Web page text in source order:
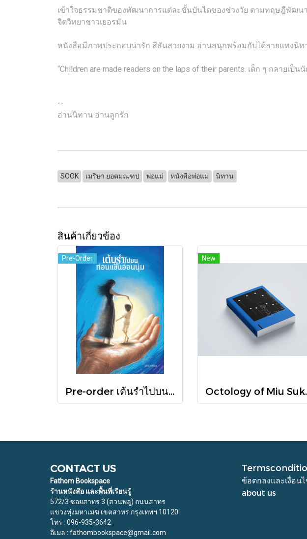
เข้าใจธรรมชาติของพัฒนาการแต่ละขั้นบันไดของช่วงวัย ตามทฤษฎีพัฒนา
จิตวิทยาชาวเยอรมัน
หนังสือมีภาพประกอบน่ารัก สีสันสวยงาม อ่านสนุกพร้อมกับได้ลายแทงนิ
“Children are made readers on the laps of their parents. เด็ก ๆ กลาย
--
อ่านนิทาน อ่านลูกรัก
SOOK เมริษา ยอดมณฑป พ่อแม่ หนังสือพ่อแม่ นิทาน
สินค้าเกี่ยวข้อง
Pre-Order
Pre-order เต้นรำไปบนท่อนแขนอ่อนนุ่ม / นทธี ศศิวิมล / Pandora Press
New
Octology
CONTACT US
Fathom Bookspace
ร้านหนังสือ และพื้นที่เรียนรู้
572/3 ซอยสาทร 3 (สวนพลู) ถนนสาทร
แขวงทุ่งมหาเมฆ เขตสาทร กรุงเทพฯ 10120
โทร : 096-935-3642
อีเมล : fathombookspace@gmail.com
ข้อตกลงและเงื่อน
about us